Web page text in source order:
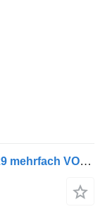
Mercedes-Benz SL 320 Roadster, R129 mehrfach VORHANDEN!